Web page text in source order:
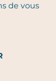
de vous